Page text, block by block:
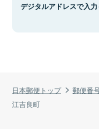
日本郵便トップ 郵便番
江吉良町
デジタルアドレスで入力